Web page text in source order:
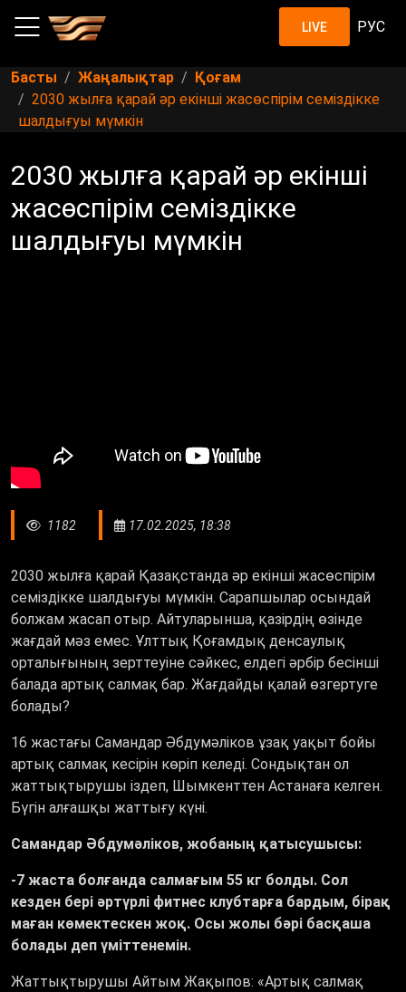
LIVE РУС
Басты Жаңалықтар
Қоғам
2030 жылға қарай әр екінші жасөспірім семіздікке
шалдығуы мүмкін
2030 жылға қарай әр екінші
жасөспірім семіздікке
шалдығуы мүмкін
1182 17.02.2025, 18:38
2030 жылға қарай Қазақстанда әр екінші жасөспірім
семіздікке шалдығуы мүмкін. Сарапшылар осындай
болжам жасап отыр. Айтуларынша, қазірдің өзінде
жағдай мәз емес. Ұлттық Қоғамдық денсаулық
орталығының зерттеуіне сәйкес, елдегі әрбір бесінші
балада артық салмақ бар. Жағдайды қалай өзгертуге
болады?
16 жастағы Самандар Әбдумәліков ұзақ уақыт бойы
артық салмақ кесірін көріп келеді. Сондықтан ол
жаттықтырушы іздеп, Шымкенттен Астанаға келген.
Бүгін алғашқы жаттығу күні.
Самандар Әбдумәліков, жобаның қатысушысы:
-7 жаста болғанда салмағым 55 кг болды. Сол
кезден бері әртүрлі фитнес клубтарға бардым, бірақ
маған көмектескен жоқ. Осы жолы бәрі басқаша
болады деп үміттенемін.
Жаттықтырушы Айтым Жақыпов: «Артық салмақ